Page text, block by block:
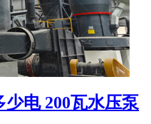
少电 200瓦水压泵